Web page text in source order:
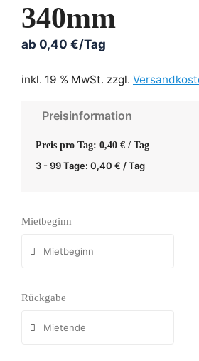
340mm
ab 0,40 €/Tag
inkl. 19 % MwSt. zzgl.
Preisinformation
Preis pro Tag: 0,40 € / Tag
3 - 99 Tage: 0,40 € / Tag
Mietbeginn
Rückgabe